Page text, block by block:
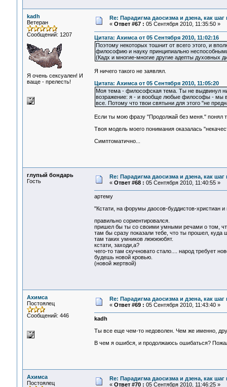
kadh
Ветеран
Сообщений: 1207
Я очень сексуален! И
ваще - прелесть!
Re: Парадигма даосизма и дзена, как
« Ответ #67 : 05 Сентября 2010, 11:35:50 »
Цитата: Ахимса от 05 Сентября 2010, 11:02:16
Поэтому некоторых тошнит от всего этого, и
философию и науку принципиально
(Кадх и многие-многие другие адепты духовных
Я ничего такого не заявлял.
Цитата: Ахимса от 05 Сентября 2010, 11:05:20
Моя тема - философская тема. Ты не выдвинул
возражение: я - и вообще любые философы - мы
все. Потому что твои святыни для этого "не
Если ты мою фразу "Продолжай без меня." понял
Твоя модель моего понимания оказалась
Симптоматично...
глупый бондарь
Гость
Re: Парадигма даосизма и дзена, как
« Ответ #68 : 05 Сентября 2010, 11:40:55 »
артему
"Кстати, на форумы даосов-буддистов-христиан
правильно сориентировался.
пришел бы ты со своими умными речами о том,
там бы сразу показали тебе, что ты прошел, куда
там таких умников лююююбят.
кстати, заходи,а?
чего-то там скучновато стало.... народ требует
будешь новой кровью.
(новой жертвой)
Ахимса
Постоялец
Сообщений: 446
Re: Парадигма даосизма и дзена, как
« Ответ #69 : 05 Сентября 2010, 11:43:40 »
kadh
Ты все еще чем-то недоволен. Чем же именно,
В чем я ошибся, и продолжаюсь ошибаться?
Ахимса
Постоялец
Re: Парадигма даосизма и дзена, как
« Ответ #70 : 05 Сентября 2010, 11:46:25 »